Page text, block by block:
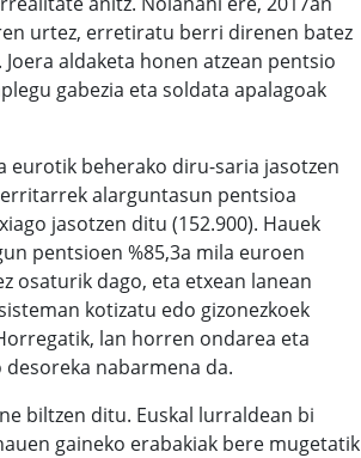
urtez, erretiratu berri direnen batez
aldaketa honen atzean pentsio
gabezia eta soldata apalagoak
beherako diru-saria jasotzen
alarguntasun pentsioa
jasotzen ditu (152.900). Hauek
pentsioen %85,3a mila euroen
osaturik dago, eta etxean lanean
kotizatu edo gizonezkoek
lan horren ondarea eta
nabarmena da.
biltzen ditu. Euskal lurraldean bi
gaineko erabakiak bere mugetatik